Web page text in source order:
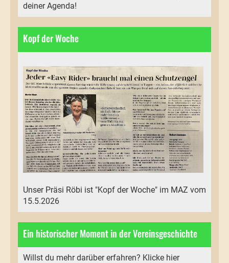
deiner Agenda!
Kopf der Woche
Unser Präsi Röbi ist "Kopf der Woche" im MAZ vom
15.5.2026
Ein historischer Moment in der Vereinsgeschichte
Willst du mehr darüber erfahren? Klicke hier